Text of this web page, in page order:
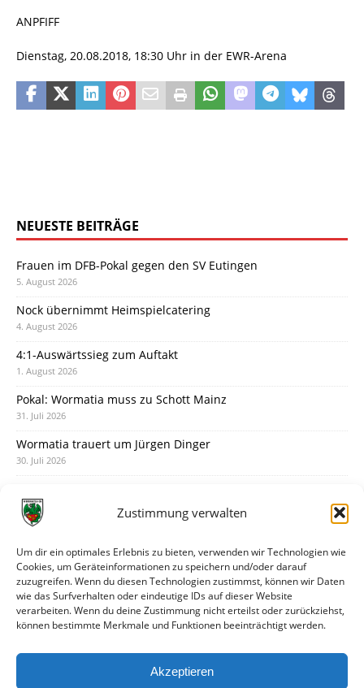
Zustimmung verwalten
Um dir ein optimales Erlebnis zu bieten, verwenden wir Technologien wie
Cookies, um Geräteinformationen zu speichern und/oder darauf
zuzugreifen. Wenn du diesen Technologien zustimmst, können wir Daten
wie das Surfverhalten oder eindeutige IDs auf dieser Website
verarbeiten. Wenn du deine Zustimmung nicht erteilst oder zurückziehst,
können bestimmte Merkmale und Funktionen beeinträchtigt werden.
Akzeptieren
ANPFIFF
Dienstag, 20.08.2018, 18:30 Uhr in der EWR-Arena
NEUESTE BEITRÄGE
Frauen im DFB-Pokal gegen den SV Eutingen
5. August 2026
Nock übernimmt Heimspielcatering
4. August 2026
4:1-Auswärtssieg zum Auftakt
1. August 2026
Pokal: Wormatia muss zu Schott Mainz
31. Juli 2026
Wormatia trauert um Jürgen Dinger
30. Juli 2026
28. Juli 2026
28. Juli 2026
Neue Podcast-Folge: So tickt Björn!
27. Juli 2026
Eindrücke vom Stadionfest
Unterhaltsamer Abschlusstest mit später Niederlage
25. Juli 2026